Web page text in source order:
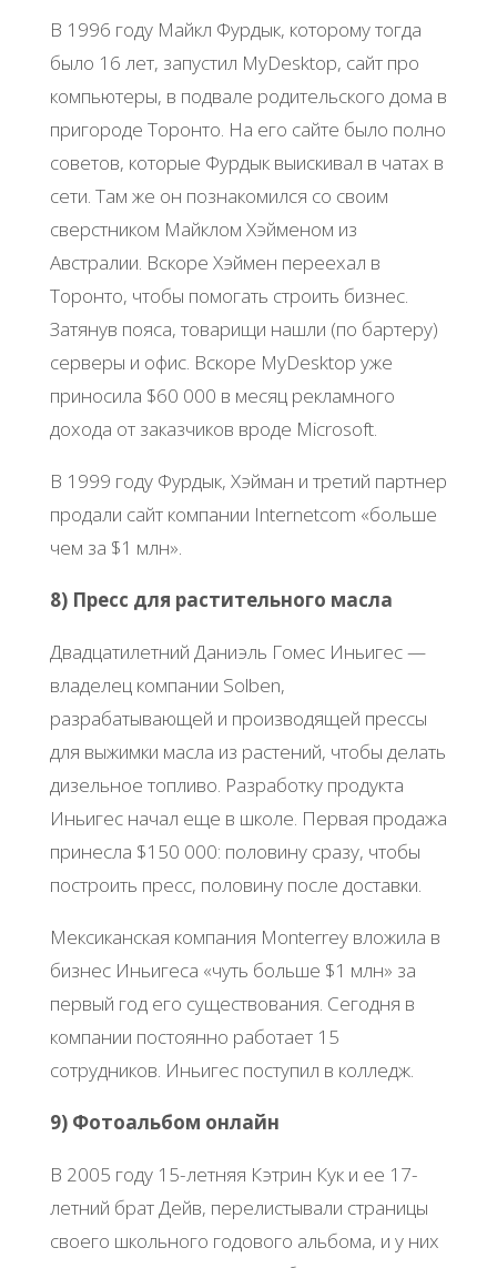
В 1996 году Майкл Фурдык, которому тогда
было 16 лет, запустил MyDesktop, сайт про
компьютеры, в подвале родительского дома в
пригороде Торонто. На его сайте было полно
советов, которые Фурдык выискивал в чатах в
сети. Там же он познакомился со своим
сверстником Майклом Хэйменом из
Австралии. Вскоре Хэймен переехал в
Торонто, чтобы помогать строить бизнес.
Затянув пояса, товарищи нашли (по бартеру)
серверы и офис. Вскоре MyDesktop уже
приносила $60 000 в месяц рекламного
дохода от заказчиков вроде Microsoft.
В 1999 году Фурдык, Хэйман и третий партнер
продали сайт компании Internetcom «больше
чем за $1 млн».
8) Пресс для растительного масла
Двадцатилетний Даниэль Гомес Иньигес —
владелец компании Solben,
разрабатывающей и производящей прессы
для выжимки масла из растений, чтобы делать
дизельное топливо. Разработку продукта
Иньигес начал еще в школе. Первая продажа
принесла $150 000: половину сразу, чтобы
построить пресс, половину после доставки.
Мексиканская компания Monterrey вложила в
бизнес Иньигеса «чуть больше $1 млн» за
первый год его существования. Сегодня в
компании постоянно работает 15
сотрудников. Иньигес поступил в колледж.
9) Фотоальбом онлайн
В 2005 году 15-летняя Кэтрин Кук и ее 17-
летний брат Дейв, перелистывали страницы
своего школьного годового альбома, и у них